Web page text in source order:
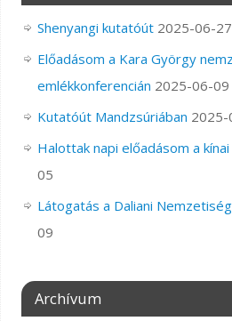
Shenyangi kutatóút 2025-06-27
Előadásom a Kara György
emlékkonferencián 2025-06-09
Kutatóút Mandzsúriában
Halottak napi előadásom a
05
Látogatás a Daliani
09
Archívum